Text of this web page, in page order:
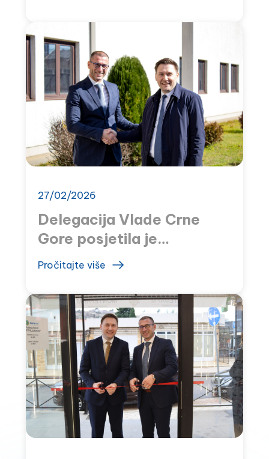
APOTEKE U TUZIMA I
RISNU
27/02/2026
Delegacija Vlade Crne
Gore posjetila je
MONTEFARM
Pročitajte više